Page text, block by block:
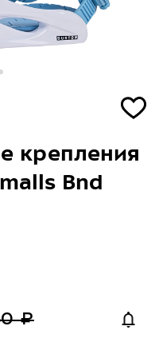
крепления
Bnd
₽